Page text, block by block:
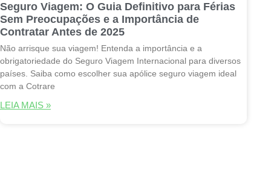
Seguro Viagem: O Guia Definitivo para Férias
Sem Preocupações e a Importância de
Contratar Antes de 2025
Não arrisque sua viagem! Entenda a importância e a
obrigatoriedade do Seguro Viagem Internacional para diversos
países. Saiba como escolher sua apólice seguro viagem ideal
com a Cotrare
LEIA MAIS »